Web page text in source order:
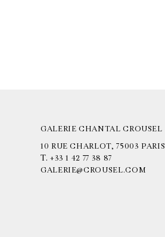
GALERIE CHANTAL CROUSEL
10 RUE CHARLOT, 75003 PARIS
T. +33 1 42 77 38 87
GALERIE@CROUSEL.COM